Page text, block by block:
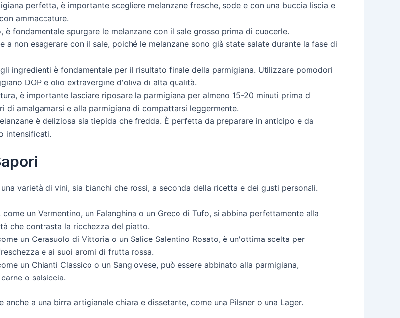
perfetta, è importante scegliere melanzane fresche, sode e con una buccia liscia e
ammaccature.
è fondamentale spurgare le melanzane con il sale grosso prima di cuocerle.
a non esagerare con il sale, poiché le melanzane sono già state salate durante la fase di
ingredienti è fondamentale per il risultato finale della parmigiana. Utilizzare pomodori
DOP e olio extravergine d'oliva di alta qualità.
è importante lasciare riposare la parmigiana per almeno 15-20 minuti prima di
di amalgamarsi e alla parmigiana di compattarsi leggermente.
è deliziosa sia tiepida che fredda. È perfetta da preparare in anticipo e da
intensificati.
varietà di vini, sia bianchi che rossi, a seconda della ricetta e dei gusti personali.
un Vermentino, un Falanghina o un Greco di Tufo, si abbina perfettamente alla
che contrasta la ricchezza del piatto.
un Cerasuolo di Vittoria o un Salice Salentino Rosato, è un'ottima scelta per
e ai suoi aromi di frutta rossa.
un Chianti Classico o un Sangiovese, può essere abbinato alla parmigiana,
o salsiccia.
a una birra artigianale chiara e dissetante, come una Pilsner o una Lager.